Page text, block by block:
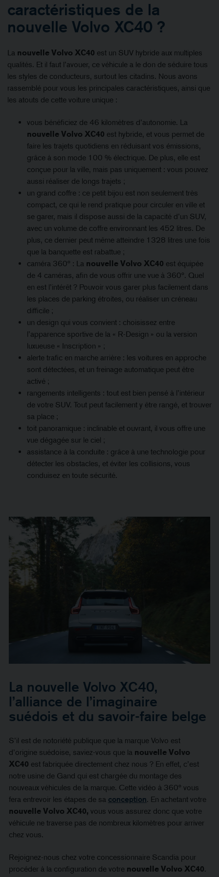
caractéristiques de la
nouvelle Volvo XC40 ?
La nouvelle Volvo XC40 est un SUV hybride aux multiples
qualités. Et il faut l’avouer, ce véhicule a le don de séduire tous
les styles de conducteurs, surtout les citadins. Nous avons
rassemblé pour vous les principales caractéristiques, ainsi que
les atouts de cette voiture unique :
vous bénéficiez de 46 kilomètres d’autonomie. La
nouvelle Volvo XC40 est hybride, et vous permet de
faire les trajets quotidiens en réduisant vos émissions,
grâce à son mode 100 % électrique. De plus, elle est
conçue pour la ville, mais pas uniquement : vous pouvez
aussi réaliser de longs trajets ;
un grand coffre : ce petit bijou est non seulement très
compact, ce qui le rend pratique pour circuler en ville et
se garer, mais il dispose aussi de la capacité d’un SUV,
avec un volume de coffre environnant les 452 litres. De
plus, ce dernier peut même atteindre 1328 litres une fois
que la banquette est rabattue ;
caméra 360° : La nouvelle Volvo XC40 est équipée
de 4 caméras, afin de vous offrir une vue à 360°. Quel
en est l’intérêt ? Pouvoir vous garer plus facilement dans
les places de parking étroites, ou réaliser un créneau
difficile ;
un design qui vous convient : choisissez entre
l’apparence sportive de la « R-Design » ou la version
luxueuse « Inscription » ;
alerte trafic en marche arrière : les voitures en approche
sont détectées, et un freinage automatique peut être
activé ;
rangements intelligents : tout est bien pensé à l’intérieur
de votre SUV. Tout peut facilement y être rangé, et trouver
sa place ;
toit panoramique : inclinable et ouvrant, il vous offre une
vue dégagée sur le ciel ;
assistance à la conduite : grâce à une technologie pour
détecter les obstacles, et éviter les collisions, vous
conduisez en toute sécurité.
La nouvelle Volvo XC40,
l’alliance de l’imaginaire
suédois et du savoir-faire belge
S’il est de notoriété publique que la marque Volvo est
d’origine suédoise, saviez-vous que la nouvelle Volvo
XC40 est fabriquée directement chez nous ? En effet, c’est
notre usine de Gand qui est chargée du montage des
nouveaux véhicules de la marque. Cette vidéo à 360° vous
fera entrevoir les étapes de sa conception. En achetant votre
nouvelle Volvo XC40, vous vous assurez donc que votre
véhicule ne traverse pas de nombreux kilomètres pour arriver
chez vous.
Rejoignez-nous chez votre concessionnaire Scandia pour
procéder à la configuration de votre nouvelle Volvo XC40.